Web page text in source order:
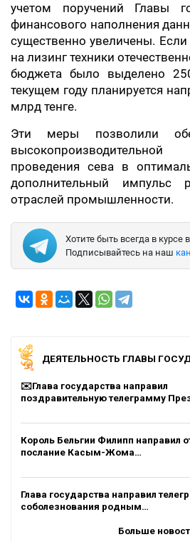
учетом поручений Главы
финансового наполнения
существенно увеличены.
на лизинг техники
бюджета было выделено
текущем году планируется
млрд тенге.
Эти меры позволили
проведения сева в
дополнительный импульс
отраслей промышленности.
Хотите быть всегда в курсе
Подписывайтесь на наш
ДЕЯТЕЛЬНОСТЬ ГЛАВЫ
✉️Глава государства направил
поздравительную телеграмму
Король Бельгии Филипп направил
послание Касым-Жома…
Глава государства направил
соболезнования родным…
Больше